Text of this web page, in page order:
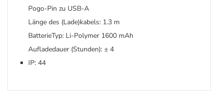
Pogo-Pin zu USB-A
Länge des (Lade)kabels: 1.3 m
BatterieTyp: Li-Polymer 1600 mAh
Aufladedauer (Stunden): ± 4
IP: 44